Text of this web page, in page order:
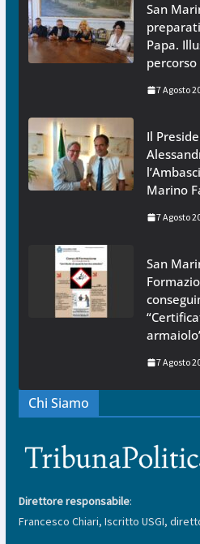
San
Papa.
7 Agosto
Il
Marino
7 Agosto
San
7 Agosto
Chi Siamo
Direttore responsabile:
Francesco Chiari, Iscritto USGI,